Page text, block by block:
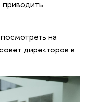
на
директоров в